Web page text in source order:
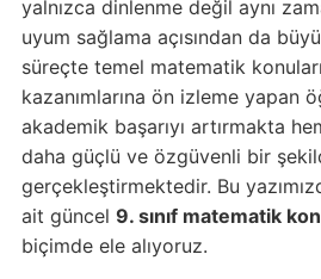
yalnızca dinlenme değil aynı
uyum sağlama açısından da
süreçte temel matematik
kazanımlarına ön izleme yapan
akademik başarıyı artırmakta
daha güçlü ve özgüvenli bir
gerçekleştirmektedir. Bu
ait güncel 9. sınıf matematik
biçimde ele alıyoruz.